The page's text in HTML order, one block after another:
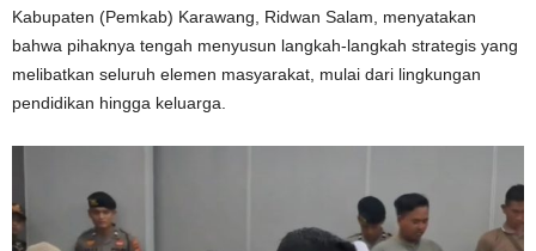
Kabupaten (Pemkab) Karawang, Ridwan Salam, menyatakan
bahwa pihaknya tengah menyusun langkah-langkah strategis yang
melibatkan seluruh elemen masyarakat, mulai dari lingkungan
pendidikan hingga keluarga.